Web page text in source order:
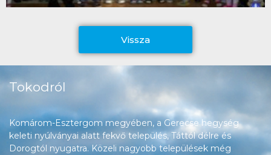
Vissza
Tokodról
Komárom-Esztergom megyében, a Gerecse hegység
keleti nyúlványai alatt fekvő település, Táttól délre és
Dorogtól nyugatra. Közeli nagyobb települések még